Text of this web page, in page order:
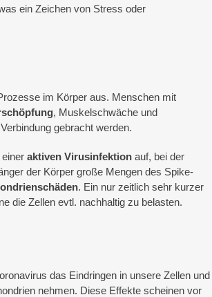
ein Zeichen von Stress oder
im Körper aus. Menschen mit
, Muskelschwäche und
gebracht werden.
aktiven Virusinfektion auf, bei der
der Körper große Mengen des Spike-
. Ein nur zeitlich sehr kurzer
die Zellen evtl. nachhaltig zu belasten.
das Eindringen in unsere Zellen und
nehmen. Diese Effekte scheinen vor